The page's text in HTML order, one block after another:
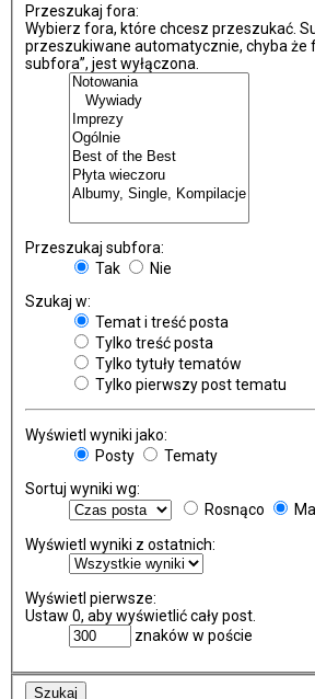
Przeszukaj fora:
Wybierz fora, które chcesz przeszukać.
przeszukiwane automatycznie, chyba że
subfora”, jest wyłączona.
Przeszukaj subfora:
Tak
Nie
Szukaj w:
Temat i treść posta
Tylko treść posta
Tylko tytuły tematów
Tylko pierwszy post tematu
Wyświetl wyniki jako:
Posty
Tematy
Sortuj wyniki wg:
Rosnąco
Wyświetl wyniki z ostatnich:
Wyświetl pierwsze:
Ustaw 0, aby wyświetlić cały post.
znaków w poście